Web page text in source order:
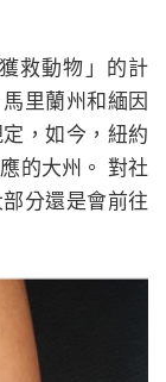
救動物」的計
里蘭州和緬因
，如今，紐約
的大州。 對社
分還是會前往
們依偎取暖、
回家，成為嶄